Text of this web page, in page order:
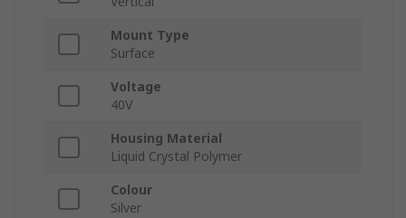
Mount Type
Surface
Voltage
40V
Housing Material
Liquid Crystal Polymer
Colour
Silver